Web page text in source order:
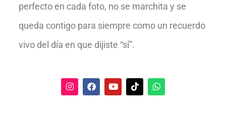
perfecto en cada foto, no se marchita y se
queda contigo para siempre como un recuerdo
vivo del día en que dijiste “sí”.